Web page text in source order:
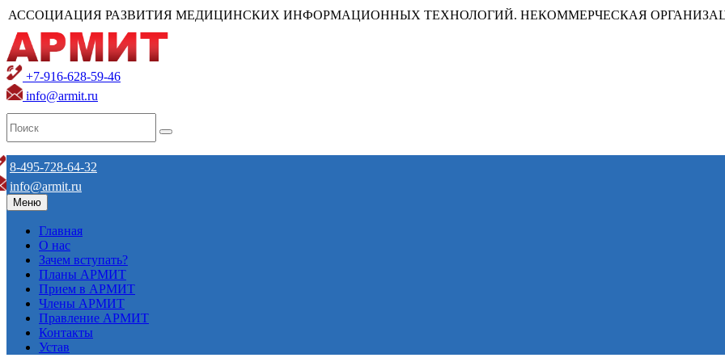
АССОЦИАЦИЯ РАЗВИТИЯ МЕДИЦИНСКИХ ИНФОРМАЦИОННЫХ ТЕХНОЛОГИЙ. НЕКОММЕРЧЕСКАЯ
+7-916-628-59-46
info@armit.ru
8-495-728-64-32
info@armit.ru
Меню
Главная
О нас
Зачем вступать?
Планы АРМИТ
Прием в АРМИТ
Члены АРМИТ
Правление АРМИТ
Контакты
Устав